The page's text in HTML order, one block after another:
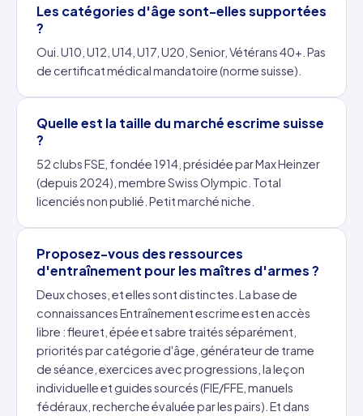
Les catégories d'âge sont-elles supportées
?
Oui. U10, U12, U14, U17, U20, Senior, Vétérans 40+. Pas
de certificat médical mandatoire (norme suisse).
Quelle est la taille du marché escrime suisse
?
52 clubs FSE, fondée 1914, présidée par Max Heinzer
(depuis 2024), membre Swiss Olympic. Total
licenciés non publié. Petit marché niche.
Proposez-vous des ressources
d'entraînement pour les maîtres d'armes ?
Deux choses, et elles sont distinctes. Labase de
connaissances Entraînement escrimeest en accès
libre : fleuret, épée et sabre traités séparément,
priorités par catégorie d'âge, générateur de trame
de séance, exercices avec progressions, la leçon
individuelle et guides sourcés (FIE/FFE, manuels
fédéraux, recherche évaluée par les pairs). Et dans